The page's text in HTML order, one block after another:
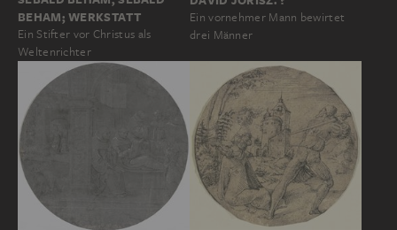
BEHAM; WERKSTATT
Ein Stifter vor Christus als
Weltenrichter
Ein vornehmer Mann bewirtet
drei Männer